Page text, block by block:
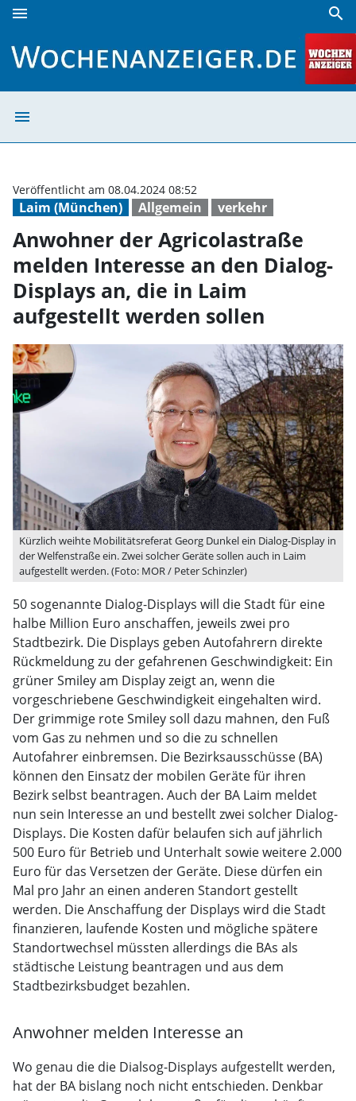
menu search
menu
Laim (München) Allgemein verkehr
Veröffentlicht am 08.04.2024 08:52
Anwohner der Agricolastraße
melden Interesse an den Dialog-
Displays an, die in Laim
aufgestellt werden sollen
Kürzlich weihte Mobilitätsreferat Georg Dunkel ein Dialog-Display in
der Welfenstraße ein. Zwei solcher Geräte sollen auch in Laim
aufgestellt werden. (Foto: MOR / Peter Schinzler)
50 sogenannte Dialog-Displays will die Stadt für eine
halbe Million Euro anschaffen, jeweils zwei pro
Stadtbezirk. Die Displays geben Autofahrern direkte
Rückmeldung zu der gefahrenen Geschwindigkeit: Ein
grüner Smiley am Display zeigt an, wenn die
vorgeschriebene Geschwindigkeit eingehalten wird.
Der grimmige rote Smiley soll dazu mahnen, den Fuß
vom Gas zu nehmen und so die zu schnellen
Autofahrer einbremsen. Die Bezirksausschüsse (BA)
können den Einsatz der mobilen Geräte für ihren
Bezirk selbst beantragen. Auch der BA Laim meldet
nun sein Interesse an und bestellt zwei solcher Dialog-
Displays. Die Kosten dafür belaufen sich auf jährlich
500 Euro für Betrieb und Unterhalt sowie weitere 2.000
Euro für das Versetzen der Geräte. Diese dürfen ein
Mal pro Jahr an einen anderen Standort gestellt
werden. Die Anschaffung der Displays wird die Stadt
finanzieren, laufende Kosten und mögliche spätere
Standortwechsel müssten allerdings die BAs als
städtische Leistung beantragen und aus dem
Stadtbezirksbudget bezahlen.
Anwohner melden Interesse an
Wo genau die die Dialsog-Displays aufgestellt werden,
hat der BA bislang noch nicht entschieden. Denkbar